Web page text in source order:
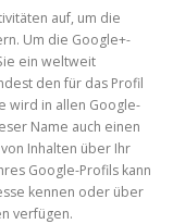
auf, um die
Um die Google+-
ein weltweit
den für das Profil
wird in allen Google-
Name auch einen
Inhalten über Ihr
Google-Profils kann
kennen oder über
verfügen.